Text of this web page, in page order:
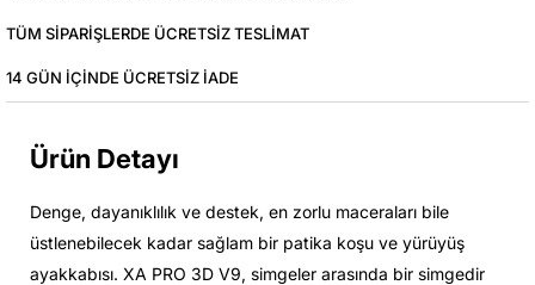
TÜM SIPARIŞLERDE ÜCRETSIZ TESLIMAT
14 GÜN IÇINDE ÜCRETSIZ IADE
Ürün Detayı
Denge, dayanıklılık ve destek, en zorlu maceraları bile
üstlenebilecek kadar sağlam bir patika koşu ve yürüyüş
ayakkabısı. XA PRO 3D V9, simgeler arasında bir simgedir